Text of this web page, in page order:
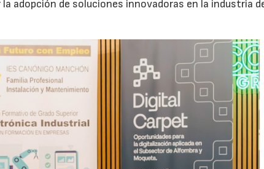
adopción de soluciones innovadoras en la industria